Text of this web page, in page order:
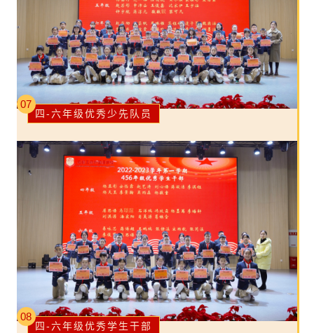
07
四-六年级优秀少先队员
08
四-六年级优秀学生干部